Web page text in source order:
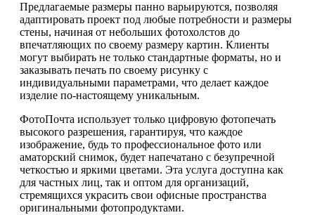
Предлагаемые размеры панно варьируются, позволяя
адаптировать проект под любые потребности и размеры
стены, начиная от небольших фотохолстов до
впечатляющих по своему размеру картин. Клиенты
могут выбирать не только стандартные форматы, но и
заказывать печать по своему рисунку с
индивидуальными параметрами, что делает каждое
изделие по-настоящему уникальным.
ФотоПочта использует только цифровую фотопечать
высокого разрешения, гарантируя, что каждое
изображение, будь то профессиональное фото или
аматорский снимок, будет напечатано с безупречной
четкостью и яркими цветами. Эта услуга доступна как
для частных лиц, так и оптом для организаций,
стремящихся украсить свои офисные пространства
оригинальными фотопродуктами.